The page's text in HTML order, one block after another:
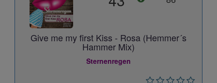
Give me my first Kiss - Rosa (Hemmer´s
Hammer Mix)
Sternenregen